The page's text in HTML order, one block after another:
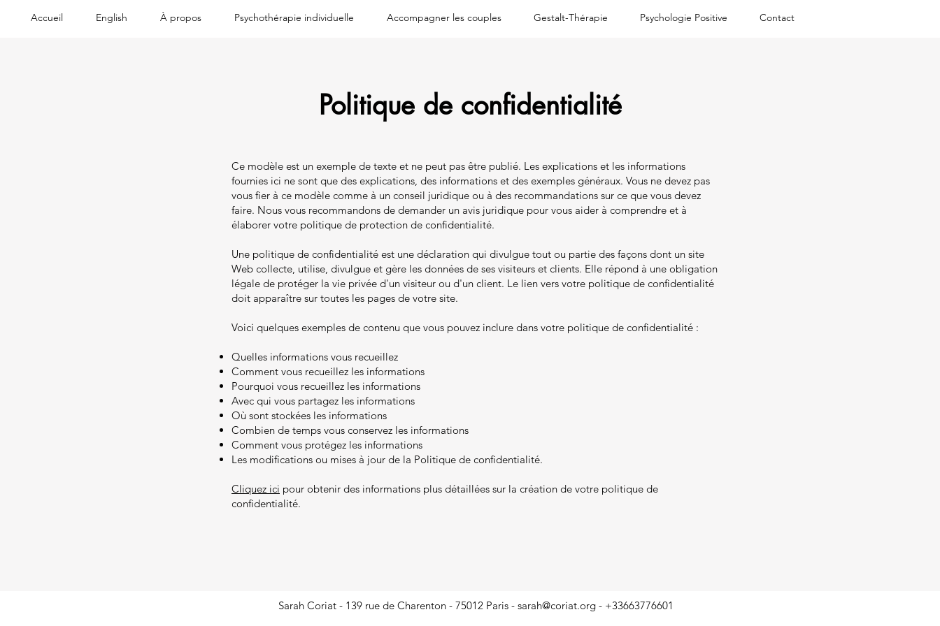
Accueil English À propos Psychothérapie individuelle Accompagner les couples Gestalt-Thérapie Psychologie Positive Contact
Politique de confidentialité
Ce modèle est un exemple de texte et ne peut pas être publié. Les explications et les informations
fournies ici ne sont que des explications, des informations et des exemples généraux. Vous ne devez pas
vous fier à ce modèle comme à un conseil juridique ou à des recommandations sur ce que vous devez
faire. Nous vous recommandons de demander un avis juridique pour vous aider à comprendre et à
élaborer votre politique de protection de confidentialité.
Une politique de confidentialité est une déclaration qui divulgue tout ou partie des façons dont un site
Web collecte, utilise, divulgue et gère les données de ses visiteurs et clients. Elle répond à une obligation
légale de protéger la vie privée d'un visiteur ou d'un client. Le lien vers votre politique de confidentialité
doit apparaître sur toutes les pages de votre site.
Voici quelques exemples de contenu que vous pouvez inclure dans votre politique de confidentialité :
Quelles informations vous recueillez
Comment vous recueillez les informations
Pourquoi vous recueillez les informations
Avec qui vous partagez les informations
Où sont stockées les informations
Combien de temps vous conservez les informations
Comment vous protégez les informations
Les modifications ou mises à jour de la Politique de confidentialité.
Cliquez ici pour obtenir des informations plus détaillées sur la création de votre politique de
confidentialité.
Sarah Coriat - 139 rue de Charenton - 75012 Paris - sarah@coriat.org- +33663776601